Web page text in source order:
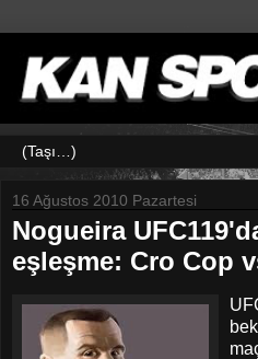
16 Ağustos 2010 Pazartesi
Nogueira
eşleşme: Cro Cop